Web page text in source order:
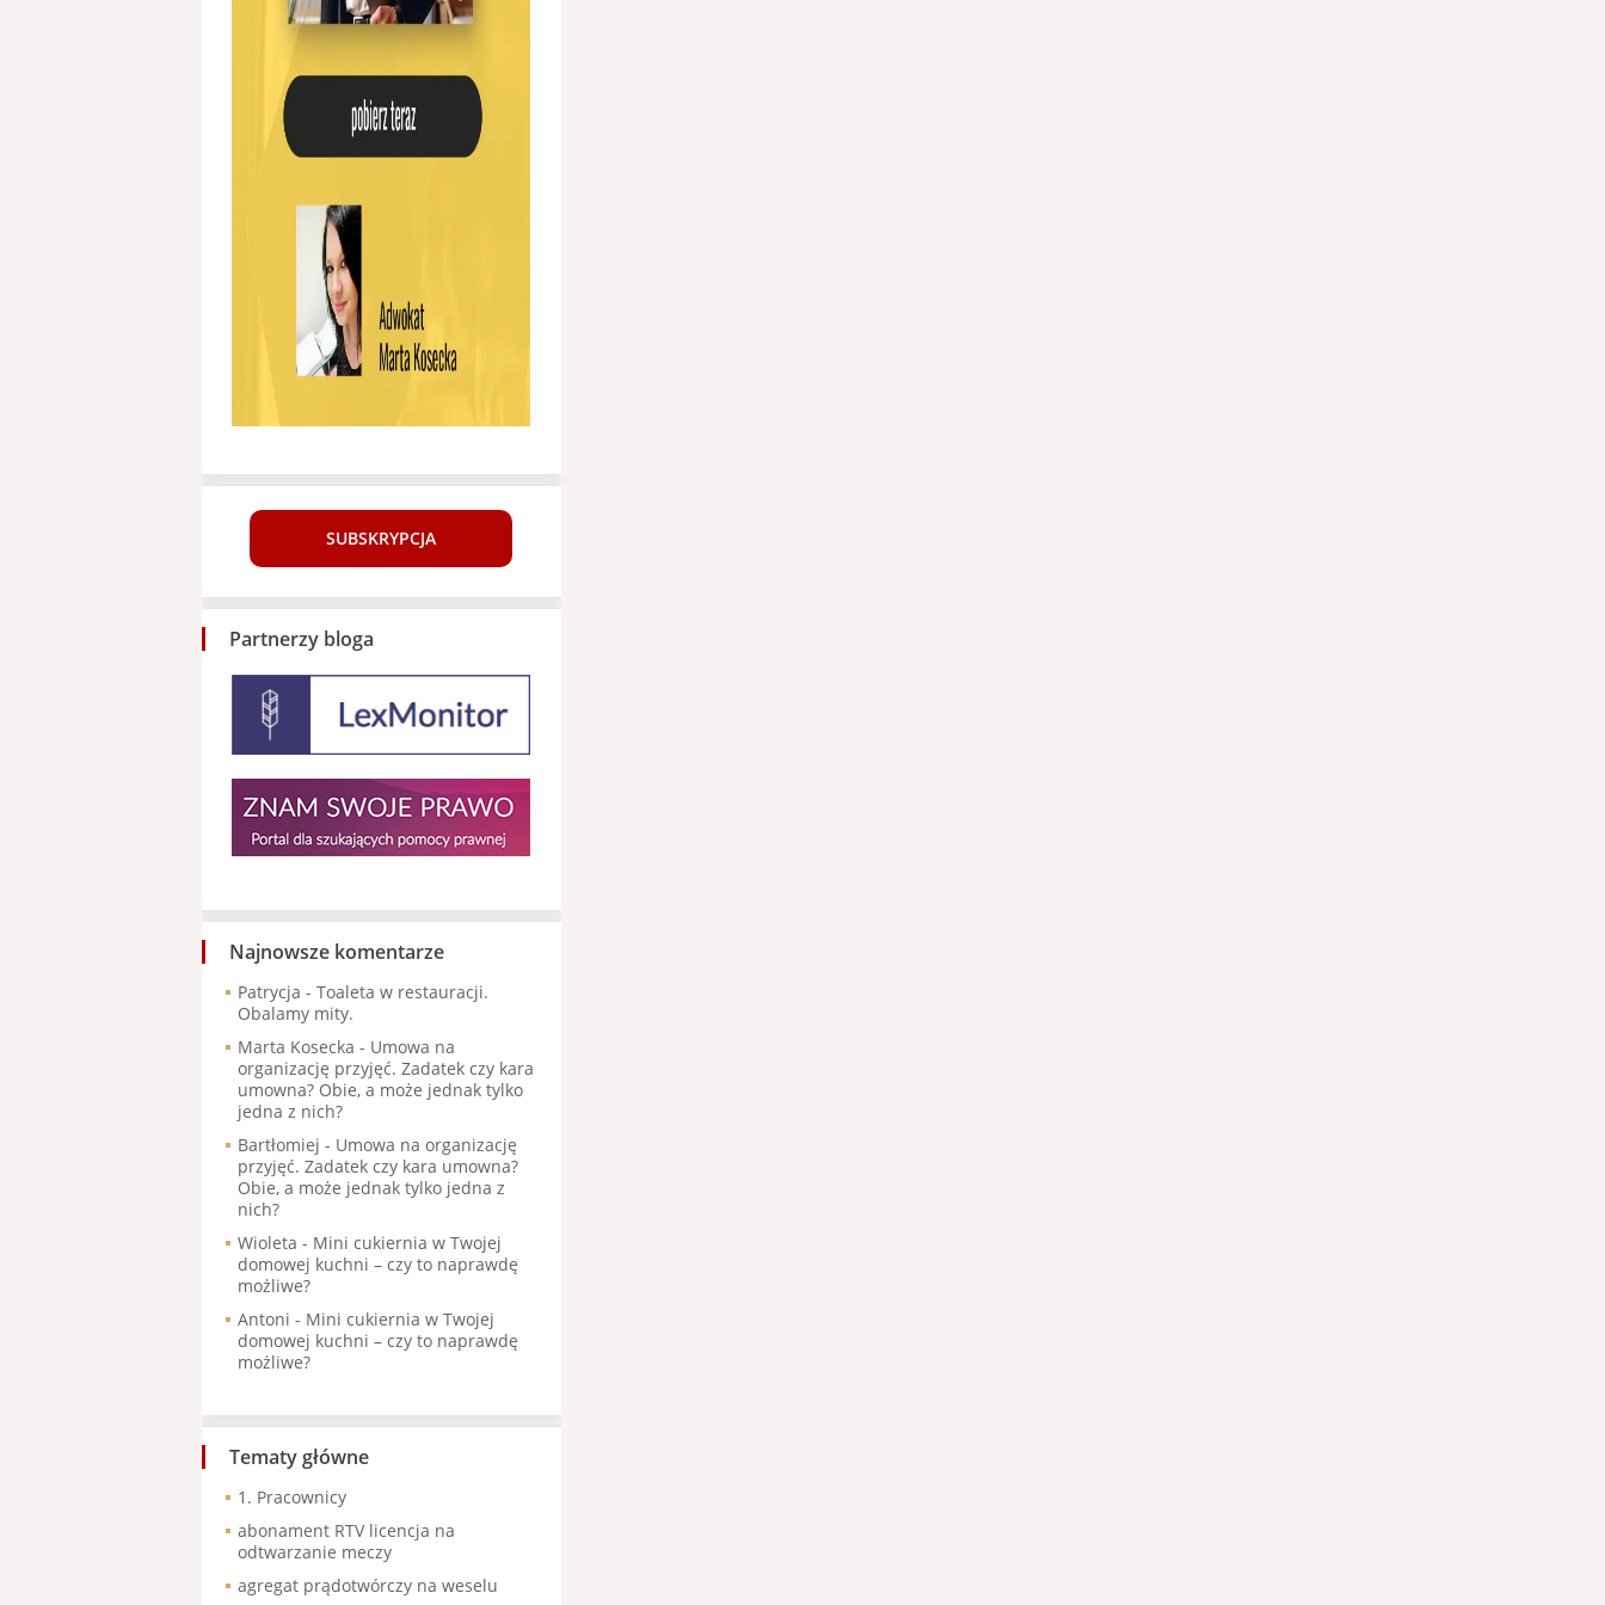
SUBSKRYPCJA
Partnerzy bloga
Najnowsze komentarze
Patrycja - Toaleta w restauracji.
Obalamy mity.
Marta Kosecka - Umowa na
organizację przyjęć. Zadatek czy kara
umowna? Obie, a może jednak tylko
jedna z nich?
Bartłomiej - Umowa na organizację
przyjęć. Zadatek czy kara umowna?
Obie, a może jednak tylko jedna z
nich?
Wioleta - Mini cukiernia w Twojej
domowej kuchni – czy to naprawdę
możliwe?
Antoni - Mini cukiernia w Twojej
domowej kuchni – czy to naprawdę
możliwe?
Tematy główne
1. Pracownicy
abonament RTV licencja na
odtwarzanie meczy
agregat prądotwórczy na weselu